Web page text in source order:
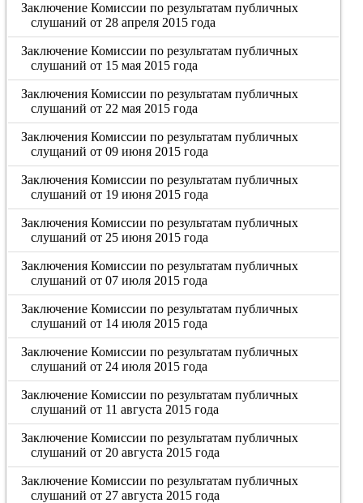
Заключение Комиссии по результатам публичных
слушаний от 28 апреля 2015 года
Заключение Комиссии по результатам публичных
слушаний от 15 мая 2015 года
Заключения Комиссии по результатам публичных
слушаний от 22 мая 2015 года
Заключения Комиссии по результатам публичных
слущаний от 09 июня 2015 года
Заключения Комиссии по результатам публичных
слушаний от 19 июня 2015 года
Заключения Комиссии по результатам публичных
слушаний от 25 июня 2015 года
Заключения Комиссии по результатам публичных
слушаний от 07 июля 2015 года
Заключение Комиссии по результатам публичных
слушаний от 14 июля 2015 года
Заключение Комиссии по результатам публичных
слушаний от 24 июля 2015 года
Заключение Комиссии по результатам публичных
слушаний от 11 августа 2015 года
Заключение Комиссии по результатам публичных
слушаний от 20 августа 2015 года
Заключение Комиссии по результатам публичных
слушаний от 27 августа 2015 года